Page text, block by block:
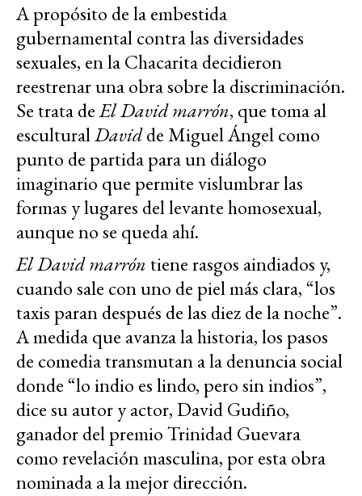
A propósito de la embestida
gubernamental contra las diversidades
sexuales, en la Chacarita decidieron
reestrenar una obra sobre la discriminación.
Se trata deEl David marrón, que toma al
esculturalDavidde Miguel Ángel como
punto de partida para un diálogo
imaginario que permite vislumbrar las
formas y lugares del levante homosexual,
aunque no se queda ahí.
El David marrón tiene rasgos aindiados y,
cuando sale con uno de piel más clara, “los
taxis paran después de las diez de la noche”.
A medida que avanza la historia, los pasos
de comedia transmutan a la denuncia social
donde “lo indio es lindo, pero sin indios”,
dice su autor y actor, David Gudiño,
ganador del premio Trinidad Guevara
como revelación masculina, por esta obra
nominada a la mejor dirección.